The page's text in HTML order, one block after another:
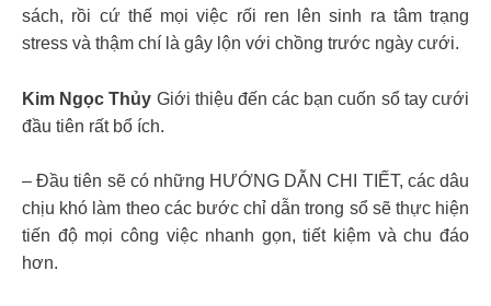
sách, rồi cứ thế mọi việc rối ren lên sinh ra tâm trạng
stress và thậm chí là gây lộn với chồng trước ngày cưới.
Kim Ngọc Thủy Giới thiệu đến các bạn cuốn sổ tay cưới
đầu tiên rất bổ ích.
– Đầu tiên sẽ có những HƯỚNG DẪN CHI TIẾT, các dâu
chịu khó làm theo các bước chỉ dẫn trong sổ sẽ thực hiện
tiến độ mọi công việc nhanh gọn, tiết kiệm và chu đáo
hơn.